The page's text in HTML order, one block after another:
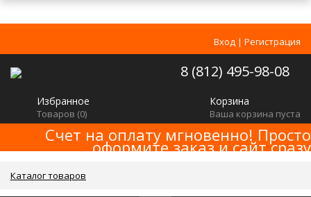
Вход | Регистрация
8 (812) 495-98-08
Избранное
Товаров (0)
Корзина
Ваша корзина пуста
Счет на оплату мгновенно! Просто
оформите заказ и сайт сразу
Каталог товаров